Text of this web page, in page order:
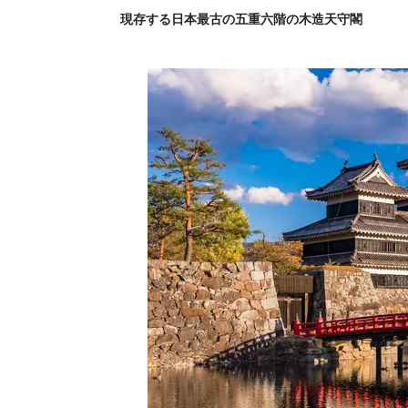
現存する日本最古の五重六階の木造天守閣